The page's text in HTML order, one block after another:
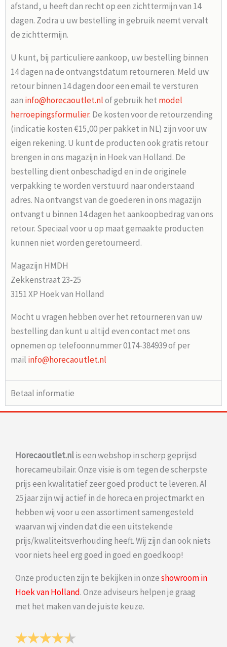
afstand, u heeft dan recht op een zichttermijn van 14
dagen. Zodra u uw bestelling in gebruik neemt vervalt
de zichttermijn.
U kunt, bij particuliere aankoop, uw bestelling binnen
14 dagen na de ontvangstdatum retourneren. Meld uw
retour binnen 14 dagen door een email te versturen
aan info@horecaoutlet.nlof gebruik het model
herroepingsformulier. De kosten voor de retourzending
(indicatie kosten €15,00 per pakket in NL) zijn voor uw
eigen rekening. U kunt de producten ook gratis retour
brengen in ons magazijn in Hoek van Holland. De
bestelling dient onbeschadigd en in de originele
verpakking te worden verstuurd naar onderstaand
adres. Na ontvangst van de goederen in ons magazijn
ontvangt u binnen 14 dagen het aankoopbedrag van ons
retour. Speciaal voor u op maat gemaakte producten
kunnen niet worden geretourneerd.
Magazijn HMDH
Zekkenstraat 23-25
3151 XP Hoek van Holland
Mocht u vragen hebben over het retourneren van uw
bestelling dan kunt u altijd even contact met ons
opnemen op telefoonnummer 0174-384939 of per
mail info@horecaoutlet.nl
Betaal informatie
Horecaoutlet.nlis een webshop in scherp geprijsd
horecameubilair. Onze visie is om tegen de scherpste
prijs een kwalitatief zeer goed product te leveren. Al
25 jaar zijn wij actief in de horeca en projectmarkt en
hebben wij voor u een assortiment samengesteld
waarvan wij vinden dat die een uitstekende
prijs/kwaliteitsverhouding heeft. Wij zijn dan ook niets
voor niets heel erg goed in goed en goedkoop!
Onze producten zijn te bekijken in onzeshowroom in
Hoek van Holland. Onze adviseurs helpen je graag
met het maken van de juiste keuze.